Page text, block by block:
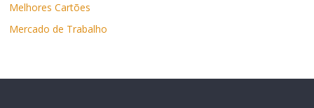
Melhores Cartões
Mercado de Trabalho